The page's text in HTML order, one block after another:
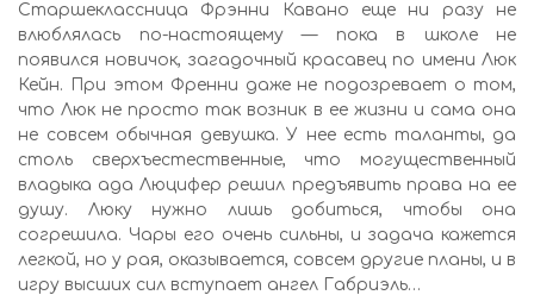
Старшеклассница Фрэнни Кавано еще ни разу не
влюблялась по-настоящему — пока в школе не
появился новичок, загадочный красавец по имени Люк
Кейн. При этом Френни даже не подозревает о том,
что Люк не просто так возник в ее жизни и сама она
не совсем обычная девушка. У нее есть таланты, да
столь сверхъестественные, что могущественный
владыка ада Люцифер решил предъявить права на ее
душу. Люку нужно лишь добиться, чтобы она
согрешила. Чары его очень сильны, и задача кажется
легкой, но у рая, оказывается, совсем другие планы, и в
игру высших сил вступает ангел Габриэль…